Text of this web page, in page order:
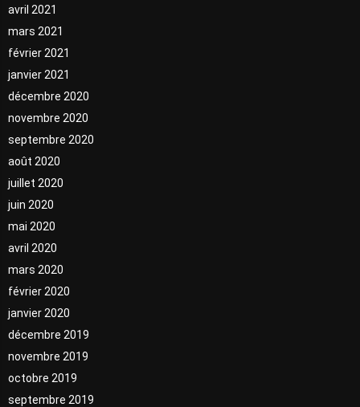
avril 2021
mars 2021
février 2021
janvier 2021
décembre 2020
novembre 2020
septembre 2020
août 2020
juillet 2020
juin 2020
mai 2020
avril 2020
mars 2020
février 2020
janvier 2020
décembre 2019
novembre 2019
octobre 2019
septembre 2019